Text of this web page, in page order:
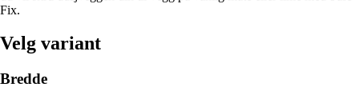
Fix.
Velg variant
Bredde